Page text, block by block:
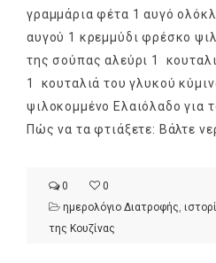
γραμμάρια φέτα 1 αυγό
αυγού 1 κρεμμύδι φρέσκο
της σούπας αλεύρι 1
1 κουταλιά του γλυκού
ψιλοκομμένο Ελαιόλαδο για
Πώς να τα φτιάξετε: Βάλτε
0
0
ημερολόγιο Διατροφής,
της Κουζίνας